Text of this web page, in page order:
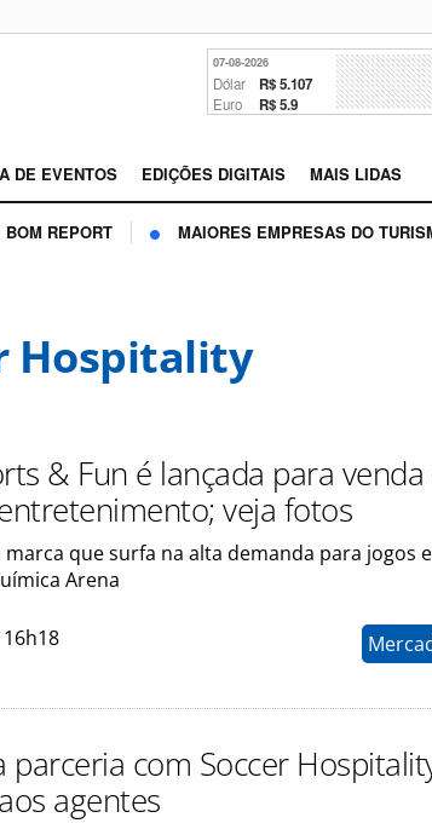
07-08-2026
Dólar R$ 5.107
Euro R$ 5.9
DE EVENTOS EDIÇÕES DIGITAIS MAIS LIDAS
BOM REPORT MAIORES EMPRESAS DO
Hospitality
& Fun é lançada para venda
veja fotos
que surfa na alta demanda para jogos
Arena
parceria com Soccer
agentes